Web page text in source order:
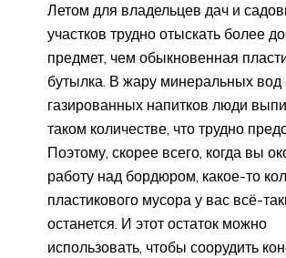
Летом для владельцев дач и
участков трудно отыскать более
предмет, чем обыкновенная
бутылка. В жару минеральных вод
газированных напитков люди
таком количестве, что трудно
Поэтому, скорее всего, когда вы
работу над бордюром, какое-то
пластикового мусора у вас всё-
останется. И этот остаток можно
использовать, чтобы соорудить